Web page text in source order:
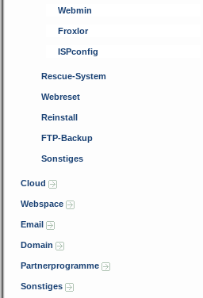
Webmin
Froxlor
ISPconfig
Rescue-System
Webreset
Reinstall
FTP-Backup
Sonstiges
Cloud
Webspace
Email
Domain
Partnerprogramme
Sonstiges